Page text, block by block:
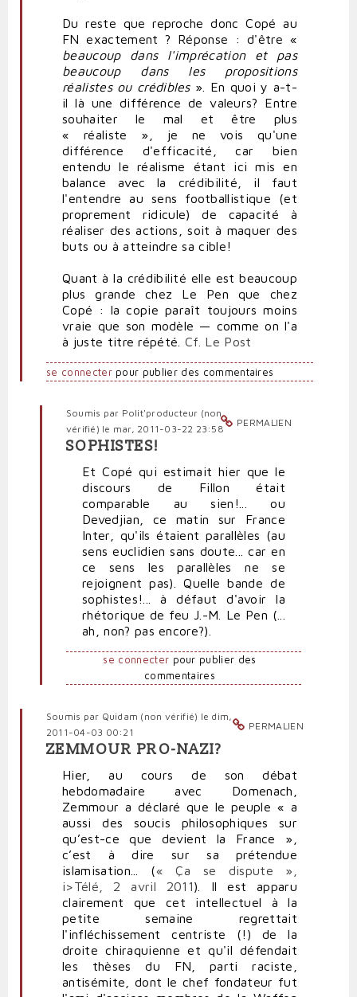
Du reste que reproche donc Copé au
FN exactement ? Réponse : d'être «
beaucoup dans l'imprécation et pas
beaucoup dans les propositions
réalistes ou crédibles». En quoi y a-t-
il là une différence de valeurs? Entre
souhaiter le mal et être plus
« réaliste », je ne vois qu'une
différence d'efficacité, car bien
entendu le réalisme étant ici mis en
balance avec la crédibilité, il faut
l'entendre au sens footballistique (et
proprement ridicule) de capacité à
réaliser des actions, soit à maquer des
buts ou à atteindre sa cible!
Quant à la crédibilité elle est beaucoup
plus grande chez Le Pen que chez
Copé : la copie paraît toujours moins
vraie que son modèle — comme on l'a
à juste titre répété.Cf. Le Post
se connecterpour publier des commentaires
PERMALIEN
Soumis par Polit'producteur (non
vérifié) le mar, 2011-03-22 23:58
En
réponse
frayage
ignominieux
continue
Beurk
(non
vérifié)
SOPHISTES!
Et Copé qui estimait hier que le
discours de Fillon était
comparable au sien!... ou
Devedjian, ce matin sur France
Inter, qu'ils étaient parallèles (au
sens euclidien sans doute... car en
ce sens les parallèles ne se
rejoignent pas). Quelle bande de
sophistes!... à défaut d'avoir la
rhétorique de feu J.-M. Le Pen (...
ah, non? pas encore?).
se connecter pour publier des
commentaires
PERMALIEN
Soumis par Quidam (non vérifié) le dim,
2011-04-03 00:21
ZEMMOUR PRO-NAZI?
Hier, au cours de son débat
hebdomadaire avec Domenach,
Zemmour a déclaré que le peuple « a
aussi des soucis philosophiques sur
qu’est-ce que devient la France »,
c’est à dire sur sa prétendue
islamisation... (« Ça se dispute »,
i>Télé, 2 avril 2011). Il est apparu
clairement que cet intellectuel à la
petite semaine regrettait
l'infléchissement centriste (!) de la
droite chiraquienne et qu'il défendait
les thèses du FN, parti raciste,
antisémite, dont le chef fondateur fut